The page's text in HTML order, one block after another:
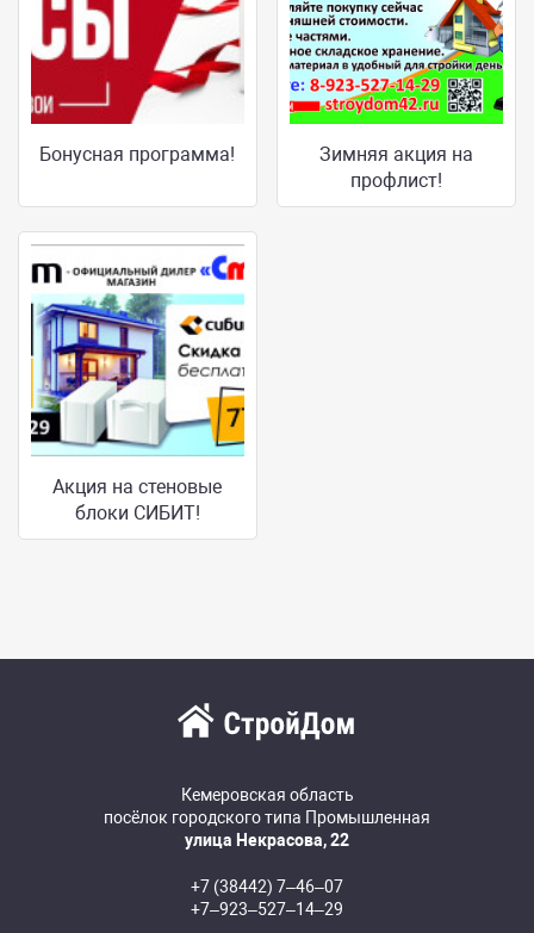
Бонусная программа!
Зимняя акция на
профлист!
Акция на стеновые
блоки СИБИТ!
Кемеровская область
посёлок городского типа Промышленная
улица Некрасова, 22
+7 (38442) 7‒46‒07
+7‒923‒527‒14‒29